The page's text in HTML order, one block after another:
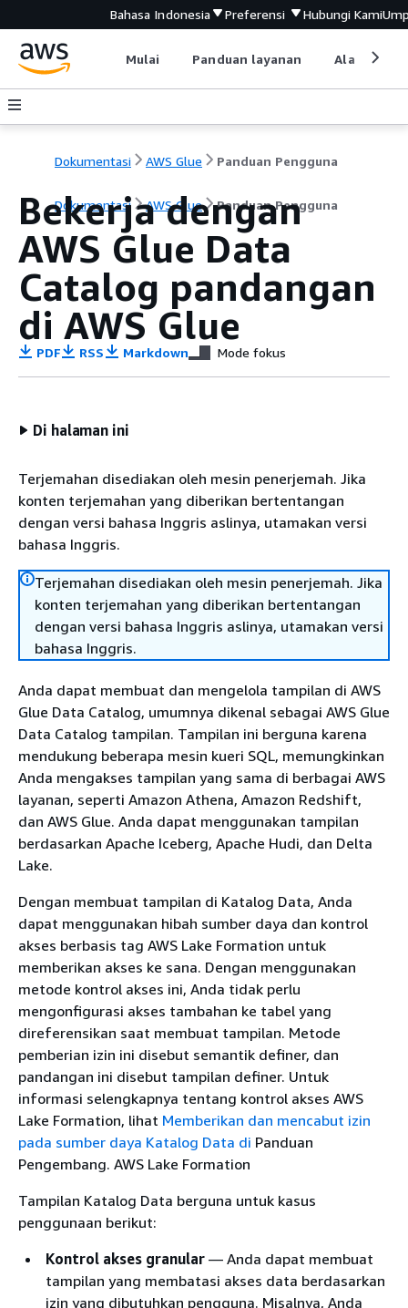
Bahasa Indonesia Preferensi Hubungi Kami
Mulai Panduan layanan Alat
Dokumentasi AWS Glue Panduan Pengguna
Dokumentasi AWS Glue Panduan Pengguna
Bekerja dengan
AWS Glue Data
Catalog pandangan
di AWS Glue
PDF RSS Markdown Mode fokus
Di halaman ini
Terjemahan disediakan oleh mesin penerjemah. Jika
konten terjemahan yang diberikan bertentangan
dengan versi bahasa Inggris aslinya, utamakan versi
bahasa Inggris.
Terjemahan disediakan oleh mesin penerjemah. Jika
konten terjemahan yang diberikan bertentangan
dengan versi bahasa Inggris aslinya, utamakan versi
bahasa Inggris.
Anda dapat membuat dan mengelola tampilan di AWS
Glue Data Catalog, umumnya dikenal sebagai AWS Glue
Data Catalog tampilan. Tampilan ini berguna karena
mendukung beberapa mesin kueri SQL, memungkinkan
Anda mengakses tampilan yang sama di berbagai AWS
layanan, seperti Amazon Athena, Amazon Redshift,
dan AWS Glue. Anda dapat menggunakan tampilan
berdasarkan Apache Iceberg, Apache Hudi, dan Delta
Lake.
Dengan membuat tampilan di Katalog Data, Anda
dapat menggunakan hibah sumber daya dan kontrol
akses berbasis tag AWS Lake Formation untuk
memberikan akses ke sana. Dengan menggunakan
metode kontrol akses ini, Anda tidak perlu
mengonfigurasi akses tambahan ke tabel yang
direferensikan saat membuat tampilan. Metode
pemberian izin ini disebut semantik definer, dan
pandangan ini disebut tampilan definer. Untuk
informasi selengkapnya tentang kontrol akses AWS
Lake Formation, lihat Memberikan dan mencabut izin
pada sumber daya Katalog Data di Panduan
Pengembang. AWS Lake Formation
Tampilan Katalog Data berguna untuk kasus
penggunaan berikut:
Kontrol akses granular — Anda dapat membuat
tampilan yang membatasi akses data berdasarkan
izin yang dibutuhkan pengguna. Misalnya, Anda